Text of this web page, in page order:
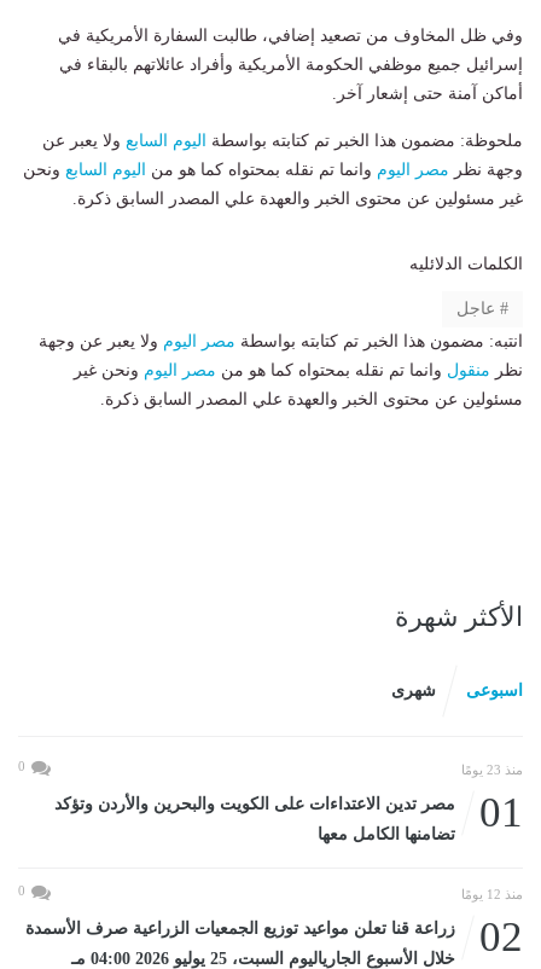
وفي ظل المخاوف من تصعيد إضافي، طالبت السفارة الأمريكية في
إسرائيل جميع موظفي الحكومة الأمريكية وأفراد عائلاتهم بالبقاء في
أماكن آمنة حتى إشعار آخر.
ملحوظة: مضمون هذا الخبر تم كتابته بواسطة اليوم السابع ولا يعبر عن
وجهة نظر مصر اليوم وانما تم نقله بمحتواه كما هو من اليوم السابع ونحن
غير مسئولين عن محتوى الخبر والعهدة علي المصدر السابق ذكرة.
الكلمات الدلائليه
عاجل
انتبه: مضمون هذا الخبر تم كتابته بواسطة مصر اليوم ولا يعبر عن وجهة
نظر منقول وانما تم نقله بمحتواه كما هو من مصر اليوم ونحن غير
مسئولين عن محتوى الخبر والعهدة علي المصدر السابق ذكرة.
الأكثر شهرة
اسبوعى شهرى
منذ 23 يومًا 0
01
مصر تدين الاعتداءات على الكويت والبحرين والأردن وتؤكد
تضامنها الكامل معها
منذ 12 يومًا 0
02
زراعة قنا تعلن مواعيد توزيع الجمعيات الزراعية صرف الأسمدة
خلال الأسبوع الجارياليوم السبت، 25 يوليو 2026 04:00 مـ